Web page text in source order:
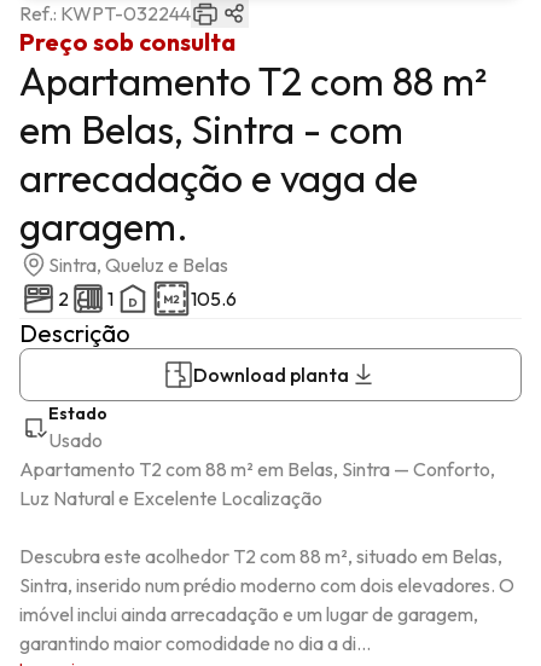
Preço sob consulta
Ref.: KWPT-032244
Apartamento T2 com 88 m²
em Belas, Sintra - com
arrecadação e vaga de
garagem.
Sintra, Queluz e Belas
2
1 105.6
Descrição
Download planta
Estado
Usado
Apartamento T2 com 88 m² em Belas, Sintra — Conforto,
Luz Natural e Excelente Localização
Descubra este acolhedor T2 com 88 m², situado em Belas,
Sintra, inserido num prédio moderno com dois elevadores. O
imóvel inclui ainda arrecadação e um lugar de garagem,
garantindo maior comodidade no dia a di...